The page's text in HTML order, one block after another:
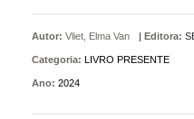
Autor: Vliet, Elma Van | Editora:
Categoria: LIVRO PRESENTE
Ano: 2024